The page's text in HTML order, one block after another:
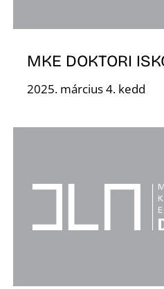
MKE DOKTORI
2025. március 4. kedd